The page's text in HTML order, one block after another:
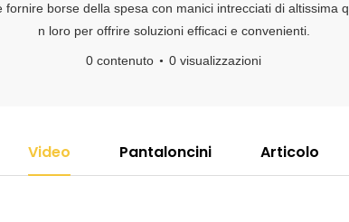
borse della spesa con manici intrecciati di
n loro per offrire soluzioni efficaci e convenienti.
0 contenuto 0 visualizzazioni
Video Pantaloncini Articolo